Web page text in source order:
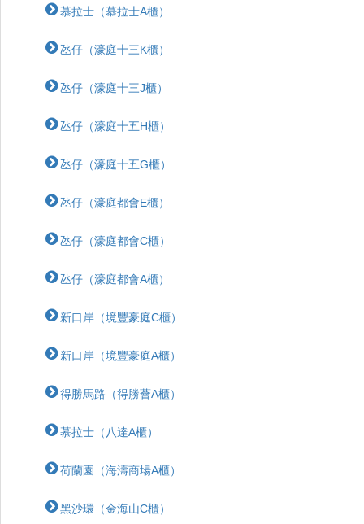
慕拉士（慕拉士A櫃）
氹仔（濠庭十三K櫃）
氹仔（濠庭十三J櫃）
氹仔（濠庭十五H櫃）
氹仔（濠庭十五G櫃）
氹仔（濠庭都會E櫃）
氹仔（濠庭都會C櫃）
氹仔（濠庭都會A櫃）
新口岸（境豐豪庭C櫃）
新口岸（境豐豪庭A櫃）
得勝馬路（得勝薈A櫃）
慕拉士（八達A櫃）
荷蘭園（海濤商場A櫃）
黑沙環（金海山C櫃）